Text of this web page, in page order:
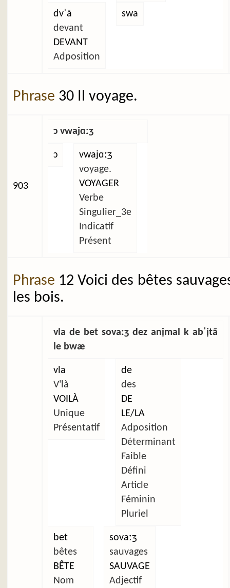
dvˈã
devant
DEVANT
Adposition
swa
Phrase 30 Il voyage.
903
ɔ vwajɑːʒ
ɔ
vwajɑːʒ
voyage.
VOYAGER
Verbe
Singulier_3e
Indicatif
Présent
Phrase 12 Voici des bêtes
les bois.
vla de bet sovaːʒ dez anịmal k abˈịtã
le bwæ
vla
V'là
VOILÀ
Unique
Présentatif
de
des
DE
LE/LA
Adposition
Déterminant
Faible
Défini
Article
Féminin
Pluriel
bet
bêtes
BÊTE
Nom
sovaːʒ
sauvages
SAUVAGE
Adjectif